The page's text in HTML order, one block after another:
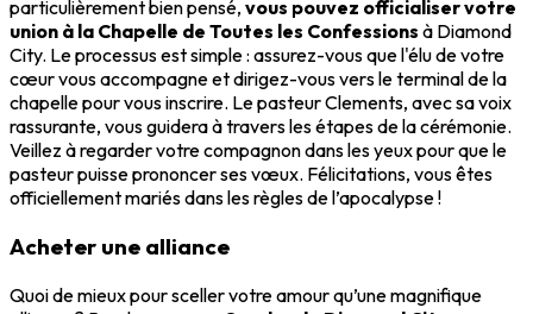
particulièrement bien pensé, vous pouvez officialiser votre
union à la Chapelle de Toutes les Confessions à Diamond
City. Le processus est simple : assurez-vous que l'élu de votre
cœur vous accompagne et dirigez-vous vers le terminal de la
chapelle pour vous inscrire. Le pasteur Clements, avec sa voix
rassurante, vous guidera à travers les étapes de la cérémonie.
Veillez à regarder votre compagnon dans les yeux pour que le
pasteur puisse prononcer ses vœux. Félicitations, vous êtes
officiellement mariés dans les règles de l’apocalypse !
Acheter une alliance
Quoi de mieux pour sceller votre amour qu’une magnifique